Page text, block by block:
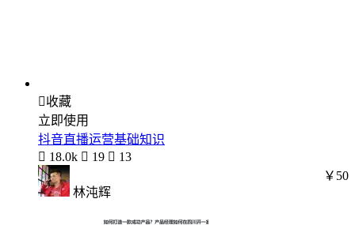
收藏
立即使用
抖音直播运营基础知识
 18.0k  19  13
林沌辉
￥50